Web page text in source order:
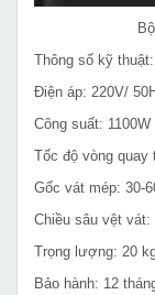
Thông số kỹ thuật:
Điện áp: 220V/
Công suất: 1100W
Tốc độ vòng quay
Gốc vát mép: 30-
Chiều sâu vệt vát:
Trọng lượng: 20
Bảo hành: 12